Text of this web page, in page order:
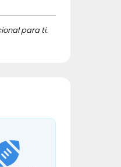
para ti.